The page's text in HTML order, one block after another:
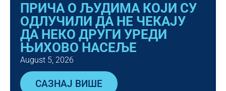
ПРИЧА О ЉУДИМА КОЈИ СУ
ОДЛУЧИЛИ ДА НЕ ЧЕКАЈУ
ДА НЕКО ДРУГИ УРЕДИ
ЊИХОВО НАСЕЉЕ
August 5, 2026
САЗНАЈ ВИШЕ